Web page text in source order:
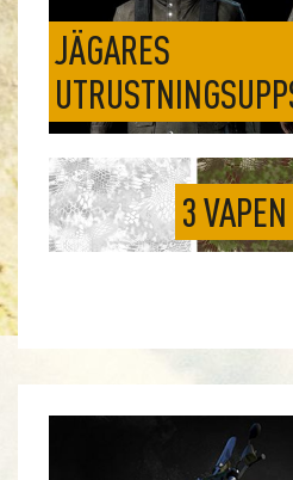
JÄGARES
3